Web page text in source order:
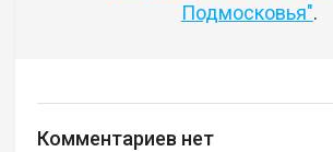
Подмосковья".
Комментариев нет